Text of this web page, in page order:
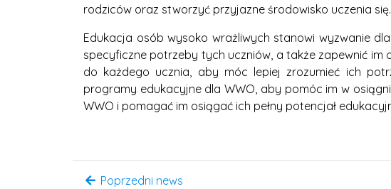
rodziców oraz stworzyć przyjazne środowisko uczenia się.
Edukacja osób wysoko wrażliwych stanowi wyzwanie
specyficzne potrzeby tych uczniów, a także zapewnić
do każdego ucznia, aby móc lepiej zrozumieć ich
programy edukacyjne dla WWO, aby pomóc im w
WWO i pomagać im osiągać ich pełny potencjał
Poprzedni news